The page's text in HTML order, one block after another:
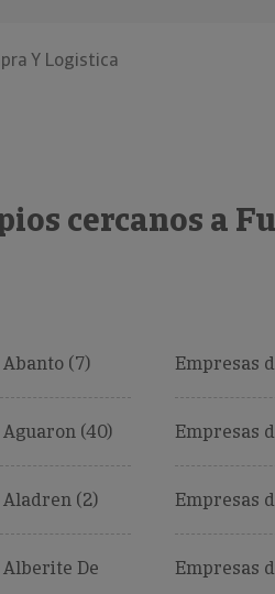
Y Logistica
cercanos a
(7) Empresas
(40) Empresas
(2) Empresas
De
Empresas